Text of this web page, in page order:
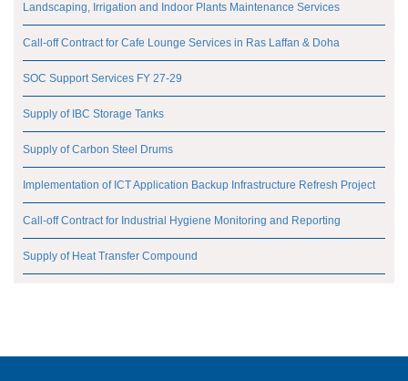
Landscaping, Irrigation and Indoor Plants Maintenance Services
Call-off Contract for Cafe Lounge Services in Ras Laffan & Doha
SOC Support Services FY 27-29
Supply of IBC Storage Tanks
Supply of Carbon Steel Drums
Implementation of ICT Application Backup Infrastructure Refresh Project
Call-off Contract for Industrial Hygiene Monitoring and Reporting
Supply of Heat Transfer Compound